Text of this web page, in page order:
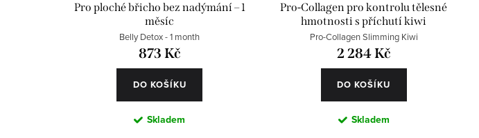
Pro ploché břicho bez nadýmání – 1
měsíc
Belly Detox - 1 month
873 Kč
DO KOŠÍKU
Skladem
Pro-Collagen pro kontrolu tělesné
hmotnosti s příchutí kiwi
Pro-Collagen Slimming Kiwi
2 284 Kč
DO KOŠÍKU
Skladem